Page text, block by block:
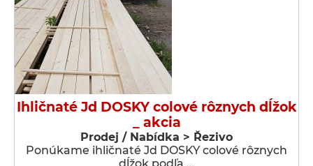
Ihličnaté Jd DOSKY colové rôznych dĺžok
_ akcia
Prodej / Nabídka > Řezivo
Ponúkame ihličnaté Jd DOSKY colové rôznych